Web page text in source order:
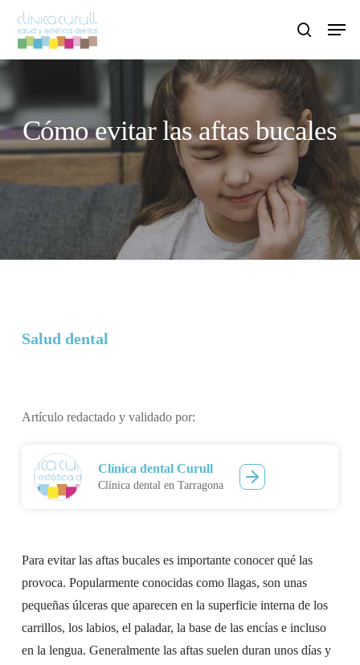
search
Menu
Cómo evitar las aftas bucales
Salud dental
Artículo redactado y validado por:
Clínica dental Curull
Clínica dental en Tarragona
Para evitar las aftas bucales es importante conocer qué las
provoca. Popularmente conocidas como llagas, son unas
pequeñas úlceras que aparecen en la superficie interna de los
carrillos, los labios, el paladar, la base de las encías e incluso
en la lengua. Generalmente las aftas suelen duran unos días y